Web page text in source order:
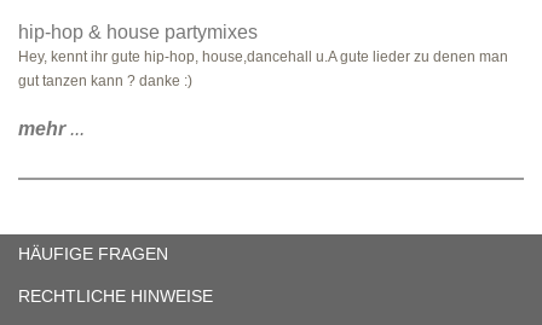
hip-hop & house partymixes
Hey, kennt ihr gute hip-hop, house,dancehall u.A gute lieder zu denen man
gut tanzen kann ? danke :)
mehr...
HÄUFIGE FRAGEN
RECHTLICHE HINWEISE